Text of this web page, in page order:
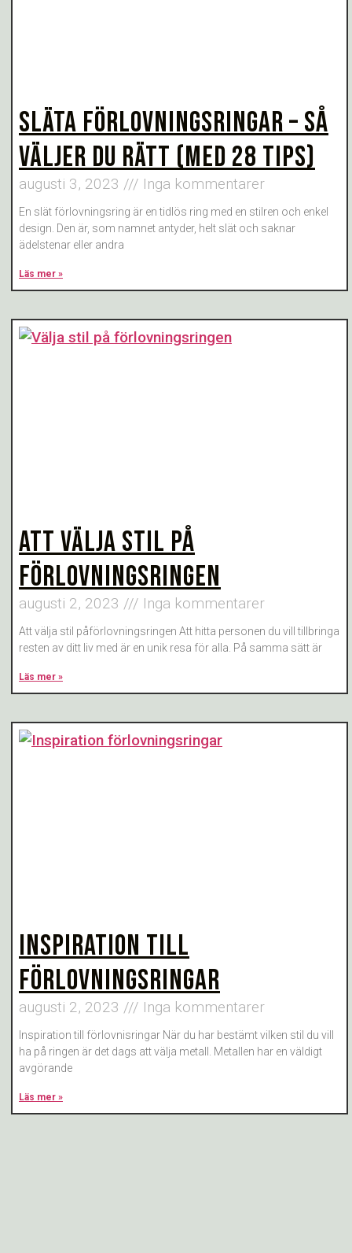
SLÄTA FÖRLOVNINGSRINGAR – SÅ
VÄLJER DU RÄTT (MED 28 TIPS)
augusti 3, 2023 Inga kommentarer
En slät förlovningsring är en tidlös ring med en stilren och enkel
design. Den är, som namnet antyder, helt slät och saknar
ädelstenar eller andra
Läs mer »
ATT VÄLJA STIL PÅ
FÖRLOVNINGSRINGEN
augusti 2, 2023 Inga kommentarer
Att välja stil påförlovningsringen Att hitta personen du vill tillbringa
resten av ditt liv med är en unik resa för alla. På samma sätt är
Läs mer »
INSPIRATION TILL
FÖRLOVNINGSRINGAR
augusti 2, 2023 Inga kommentarer
Inspiration till förlovnisringar När du har bestämt vilken stil du vill
ha på ringen är det dags att välja metall. Metallen har en väldigt
avgörande
Läs mer »